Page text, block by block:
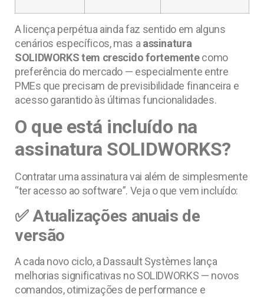
A licença perpétua ainda faz sentido em alguns
cenários específicos, mas a assinatura
SOLIDWORKS tem crescido fortementecomo
preferência do mercado — especialmente entre
PMEs que precisam de previsibilidade financeira e
acesso garantido às últimas funcionalidades.
O que está incluído na
assinatura SOLIDWORKS?
Contratar uma assinatura vai além de simplesmente
“ter acesso ao software”. Veja o que vem incluído:
✅ Atualizações anuais de
versão
A cada novo ciclo, a Dassault Systèmes lança
melhorias significativas no SOLIDWORKS — novos
comandos, otimizações de performance e